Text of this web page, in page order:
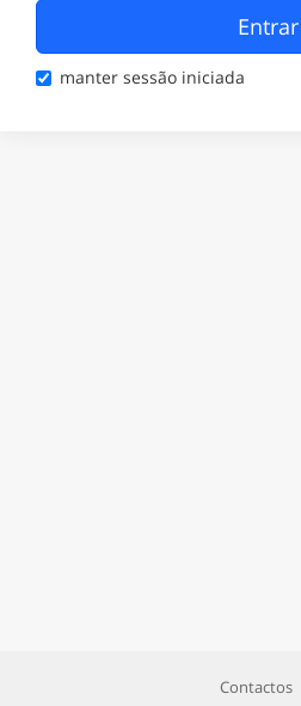
Entrar
manter sessão iniciada
Contactos